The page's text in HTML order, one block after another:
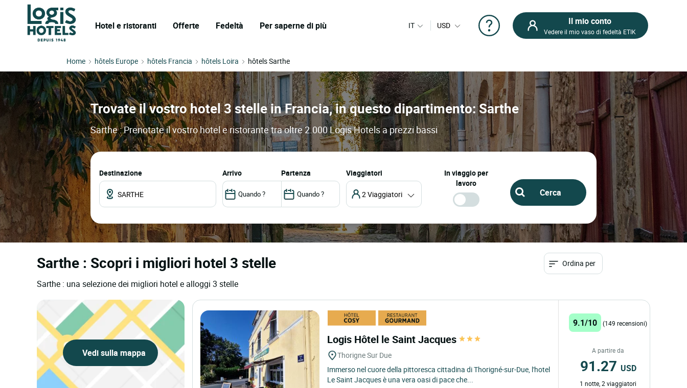
Hotel e ristoranti Offerte Fedeltà Per saperne di più IT USD Il mio conto
Vedere il mio vaso di fedeltà ETIK
Home hôtels Europe hôtels Francia hôtels Loira hôtels Sarthe
Trovate il vostro hotel 3 stelle in Francia, in questo dipartimento: Sarthe
Sarthe : Prenotate il vostro hotel e ristorante tra oltre 2.000 Logis Hotels a prezzi bassi
Destinazione arrivo partenza Viaggiatori
2 Viaggiatori
In viaggio per
lavoro
Sarthe : Scopri i migliori hotel 3 stelle
Sarthe : una selezione dei migliori hotel e alloggi 3 stelle
Ordina per
Vedi sulla mappa
Logis Hôtel le Saint Jacques
Thorigne Sur Due
Immerso nel cuore della pittoresca cittadina di Thorigné-sur-Due, l'hotel
Le Saint Jacques è una vera oasi di pace che...
9.1/10 (149 recensioni)
A partire da
91.27 USD
1 notte, 2 viaggiatori